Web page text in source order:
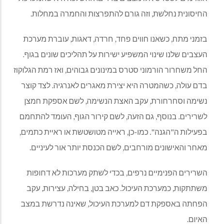
החיסונית נחלשת, וזה גורם להתפרצות והחמרה במחלות.
בזמני מתח, כשאנו חווים פחד, חרדה, דאגות, עוברת מערכת
העצבים שלנו שינוי המשפיע ישירות על תהליכים שונים בגוף.
החל משחרור הורמוני סטרס במינונים גבוהים, ואז רמת הגלוקוז
בדם עולה, כשהמטרה היא יצירת מאגרים לאנרגיה. לצד קוצר
נשימה וסחרחורת, עקב האצת הנשימה, לשם אספקת חמצן
לשרירים. בנוסף, גם הזעה, לשם קירור הגוף, העומד להתחמם
בפעילות ה"הגנה". כמו-כן, ראייה מטושטשת או ראיית כתמים,
מאחר והאישונים מורחבים, לשם הכנסת יותר אור לעיניים.
השרירים הפנימיים נרפים, בכדי לשתק מערכות לא דחופות
משתתקות, כמערכת העיכול. כאב בטן, בחילה, עצירות, עקב
הפחתה באספקת דם למערכת העיכול, שאינה נדרשת במצב
האיום.